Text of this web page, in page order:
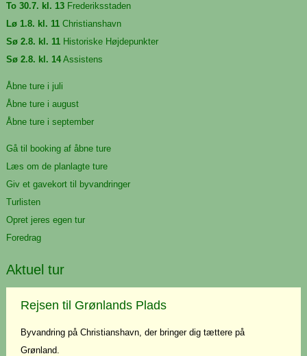
To 30.7. kl. 13Frederiksstaden
Lø 1.8. kl. 11Christianshavn
Sø 2.8. kl. 11Historiske Højdepunkter
Sø 2.8. kl. 14Assistens
Åbne ture i juli
Åbne ture i august
Åbne ture i september
Gå til booking af åbne ture
Læs om de planlagte ture
Giv et gavekort til byvandringer
Turlisten
Opret jeres egen tur
Foredrag
Aktuel tur
Rejsen til Grønlands Plads
Byvandring på Christianshavn, der bringer dig tættere på
Grønland.